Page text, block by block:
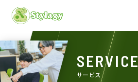
SERVICE
サービス